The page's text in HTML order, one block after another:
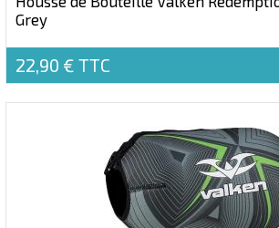
Grey
22,90 € TTC